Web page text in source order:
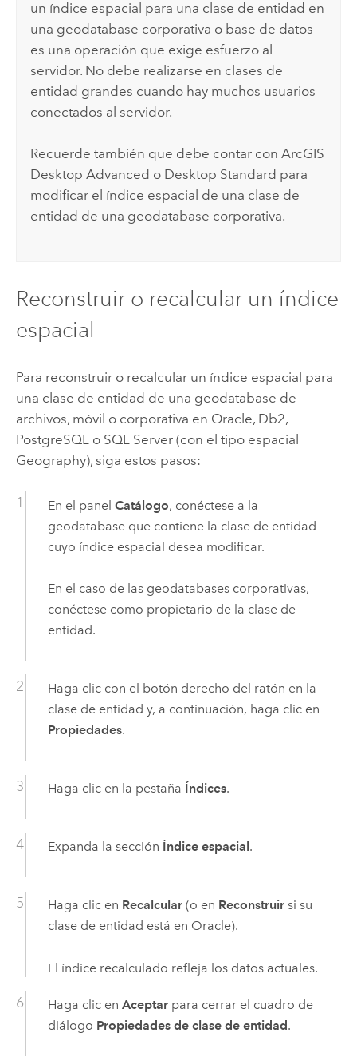
un índice espacial para una clase de entidad en
una geodatabase corporativa o base de datos
es una operación que exige esfuerzo al
servidor. No debe realizarse en clases de
entidad grandes cuando hay muchos usuarios
conectados al servidor.
Recuerde también que debe contar conArcGIS
Desktop Advanced o Desktop Standard para
modificar el índice espacial de una clase de
entidad de una geodatabase corporativa.
Reconstruir o recalcular un índice
espacial
Para reconstruir o recalcular un índice espacial para
una clase de entidad de una geodatabase de
archivos, móvil o corporativa en Oracle, Db2,
PostgreSQL o SQL Server(con el tipo espacial
Geography), siga estos pasos:
En el panel Catálogo, conéctese a la
geodatabase que contiene la clase de entidad
cuyo índice espacial desea modificar.
En el caso de las geodatabases corporativas,
conéctese como propietario de la clase de
entidad.
Haga clic con el botón derecho del ratón en la
clase de entidad y, a continuación, haga clic en
Propiedades.
Haga clic en la pestaña Índices.
Expanda la sección Índice espacial .
Haga clic en Recalcular(o en Reconstruirsi su
clase de entidad está en Oracle).
El índice recalculado refleja los datos actuales.
Haga clic en Aceptarpara cerrar el cuadro de
diálogo Propiedades de clase de entidad.